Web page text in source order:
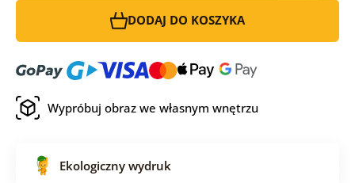
DODAJ DO KOSZYKA
Wypróbuj obraz we własnym wnętrzu
Ekologiczny wydruk